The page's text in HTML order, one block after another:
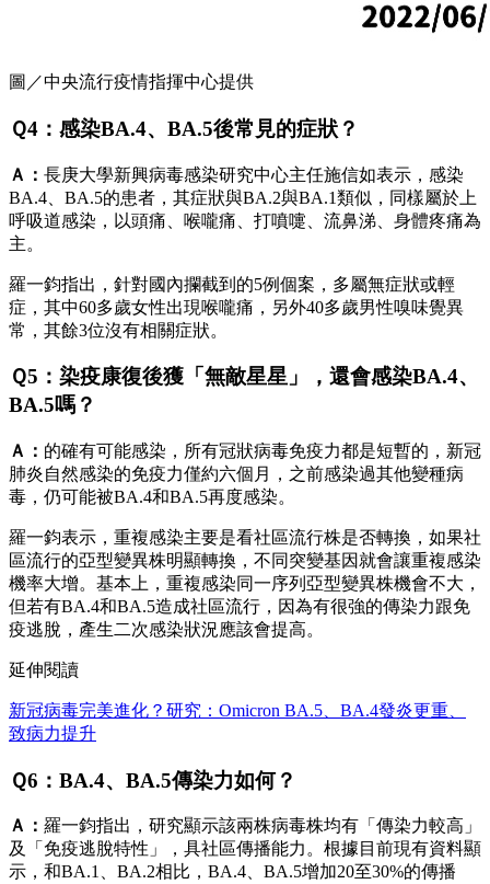
圖／中央流行疫情指揮中心提供
Ｑ4：感染BA.4、BA.5後常見的症狀？
Ａ： 長庚大學新興病毒感染研究中心主任施信如表示，感染
BA.4、BA.5的患者，其症狀與BA.2與BA.1類似，同樣屬於上
呼吸道感染，以頭痛、喉嚨痛、打噴嚏、流鼻涕、身體疼痛為
主。
羅一鈞指出，針對國內攔截到的5例個案，多屬無症狀或輕
症，其中60多歲女性出現喉嚨痛，另外40多歲男性嗅味覺異
常，其餘3位沒有相關症狀。
Ｑ5：染疫康復後獲「無敵星星」，還會感染BA.4、
BA.5嗎？
Ａ： 的確有可能感染，所有冠狀病毒免疫力都是短暫的，新冠
肺炎自然感染的免疫力僅約六個月，之前感染過其他變種病
毒，仍可能被BA.4和BA.5再度感染。
羅一鈞表示，重複感染主要是看社區流行株是否轉換，如果社
區流行的亞型變異株明顯轉換，不同突變基因就會讓重複感染
機率大增。基本上，重複感染同一序列亞型變異株機會不大，
但若有BA.4和BA.5造成社區流行，因為有很強的傳染力跟免
疫逃脫，產生二次感染狀況應該會提高。
延伸閱讀
新冠病毒完美進化？研究：Omicron BA.5、BA.4發炎更重、
致病力提升
Ｑ6：BA.4、BA.5傳染力如何？
Ａ： 羅一鈞指出，研究顯示該兩株病毒株均有「傳染力較高」
及「免疫逃脫特性」，具社區傳播能力。根據目前現有資料顯
示，和BA.1、BA.2相比，BA.4、BA.5增加20至30%的傳播